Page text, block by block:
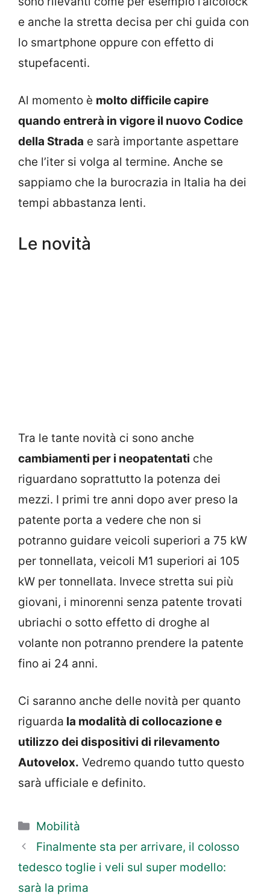
e anche la stretta decisa per chi guida con
lo smartphone oppure con effetto di
stupefacenti.
Al momento è molto difficile capire
quando entrerà in vigore il nuovo Codice
della Strada e sarà importante aspettare
che l’iter si volga al termine. Anche se
sappiamo che la burocrazia in Italia ha dei
tempi abbastanza lenti.
Le novità
Tra le tante novità ci sono anche
cambiamenti per i neopatentati che
riguardano soprattutto la potenza dei
mezzi. I primi tre anni dopo aver preso la
patente porta a vedere che non si
potranno guidare veicoli superiori a 75 kW
per tonnellata, veicoli M1 superiori ai 105
kW per tonnellata. Invece stretta sui più
giovani, i minorenni senza patente trovati
ubriachi o sotto effetto di droghe al
volante non potranno prendere la patente
fino ai 24 anni.
Ci saranno anche delle novità per quanto
riguarda la modalità di collocazione e
utilizzo dei dispositivi di rilevamento
Autovelox. Vedremo quando tutto questo
sarà ufficiale e definito.
Categorie
Mobilità
Finalmente sta per arrivare, il colosso
tedesco toglie i veli sul super modello:
sarà la prima